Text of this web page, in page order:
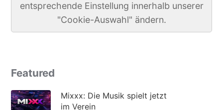
entsprechende Einstellung innerhalb unserer
"Cookie-Auswahl" ändern.
Featured
Mixxx: Die Musik spielt jetzt
im Verein